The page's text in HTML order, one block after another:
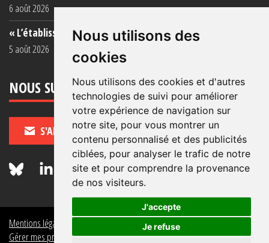
Nous utilisons des
cookies
Nous utilisons des cookies et d'autres
technologies de suivi pour améliorer
votre expérience de navigation sur
notre site, pour vous montrer un
contenu personnalisé et des publicités
ciblées, pour analyser le trafic de notre
site et pour comprendre la provenance
de nos visiteurs.
J'accepte
Je refuse
6 août 2026
« L’établissement est une porcherie totale »
5 août 2026
NOUS SUIVRE
S'ABONNER
Mentions légales
Politique de données personnelles
Gérer mes préférences de données personnelles